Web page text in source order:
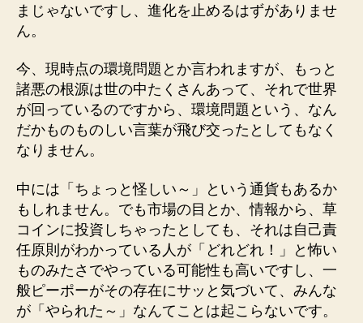
まじゃないですし、進化を止めるはずがありませ
ん。
今、現時点の環境問題とか言われますが、もっと
諸悪の根源は世の中たくさんあって、それで世界
が回っているのですから、環境問題という、なん
だかものものしい言葉が飛び交ったとしてもなく
なりません。
中には「ちょっと怪しい～」という通貨もあるか
もしれません。でも市場の目とか、情報から、草
コインに投資しちゃったとしても、それは自己責
任原則がわかっている人が「どれどれ！」と怖い
ものみたさでやっている可能性も高いですし、一
般ピーポーがその存在にサッと気づいて、みんな
が「やられた～」なんてことは起こらないです。